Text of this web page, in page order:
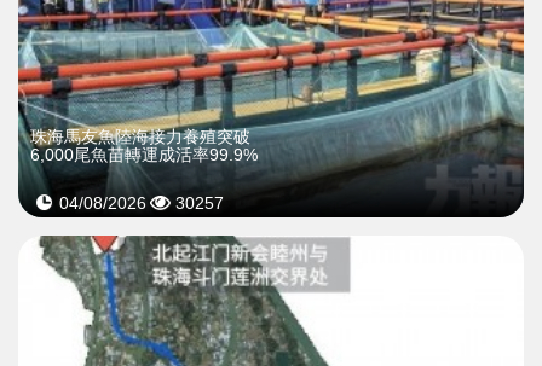
珠海馬友魚陸海接力養殖突破
6,000尾魚苗轉運成活率99.9%
04/08/2026 30257